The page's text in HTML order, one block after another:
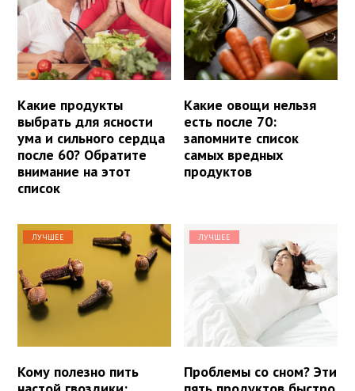
Какие продукты
выбрать для ясности
ума и сильного сердца
после 60? Обратите
внимание на этот
список
Какие овощи нельзя
есть после 70:
запомните список
самых вредных
продуктов
ЛУЧШЕЕ
Кому полезно пить
ЛУЧШЕЕ
Проблемы со сном? Эти